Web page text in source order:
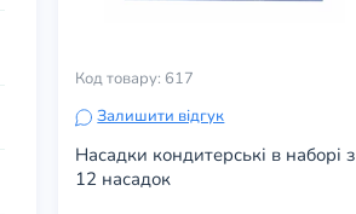
Код товару: 617
Залишити відгук
Насадки кондитерські в наборі з
12 насадок